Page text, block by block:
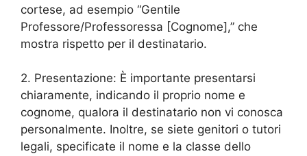
cortese, ad esempio “Gentile
Professore/Professoressa [Cognome],” che
mostra rispetto per il destinatario.
2. Presentazione: È importante presentarsi
chiaramente, indicando il proprio nome e
cognome, qualora il destinatario non vi conosca
personalmente. Inoltre, se siete genitori o tutori
legali, specificate il nome e la classe dello